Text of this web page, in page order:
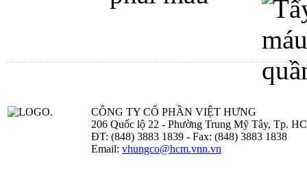
CÔNG TY CỔ PHẦN VIỆT HƯNG
206 Quốc lộ 22 - Phường Trung Mỹ Tây, Tp.
ĐT: (848) 3883 1839 - Fax: (848) 3883 1838
Email: vhungco@hcm.vnn.vn